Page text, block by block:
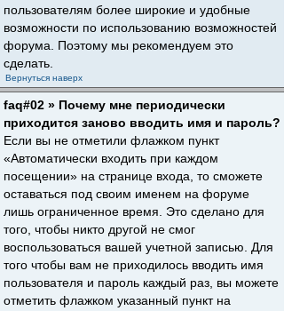
пользователям более широкие и удобные
возможности по использованию возможностей
форума. Поэтому мы рекомендуем это
сделать.
Вернуться наверх
faq#02 » Почему мне периодически
приходится заново вводить имя и пароль?
Если вы не отметили флажком пункт
«Автоматически входить при каждом
посещении» на странице входа, то сможете
оставаться под своим именем на форуме
лишь ограниченное время. Это сделано для
того, чтобы никто другой не смог
воспользоваться вашей учетной записью. Для
того чтобы вам не приходилось вводить имя
пользователя и пароль каждый раз, вы можете
отметить флажком указанный пункт на